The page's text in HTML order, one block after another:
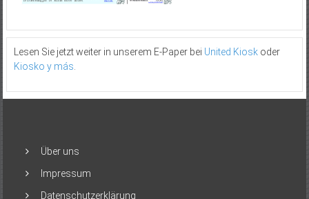
Lesen Sie jetzt weiter in unserem E-Paper bei United Kioskoder
Kiosko y más.
Über uns
Impressum
Datenschutzerklärung